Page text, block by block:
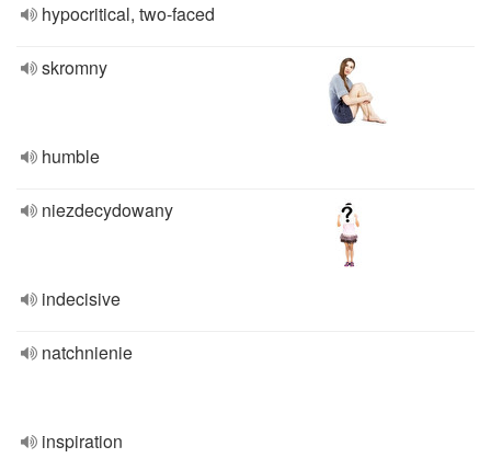
hypocritical, two-faced
skromny
humble
niezdecydowany
indecisive
natchnienie
inspiration